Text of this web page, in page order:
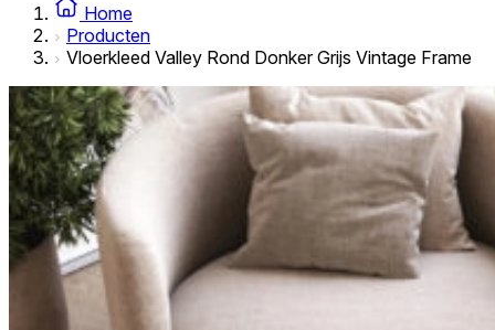
Home
Producten
Vloerkleed Valley Rond Donker Grijs Vintage Frame
interessant zijn voor de individuele gebruiker en
Niet-geclassificeerde cookies zijn cookies die in het